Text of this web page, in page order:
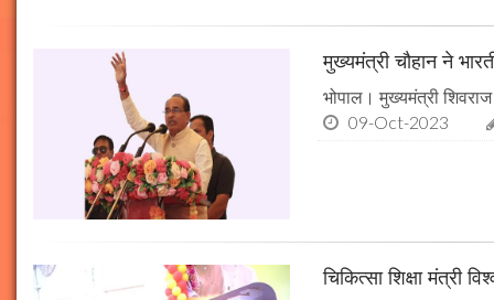
मुख्यमंत्री चौहान ने
भोपाल। मुख्यमंत्री
09-Oct-2023
चिकित्सा शिक्षा मंत्री